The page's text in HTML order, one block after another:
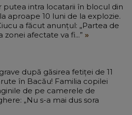
putea intra locatarii în blocul din
aproape 10 luni de la explozie.
a făcut anunțul: „Partea de
zonei afectate va fi...”
după găsirea fetiței de 11
în Bacău! Familia copilei
de pe camerele de
„Nu s-a mai dus sora